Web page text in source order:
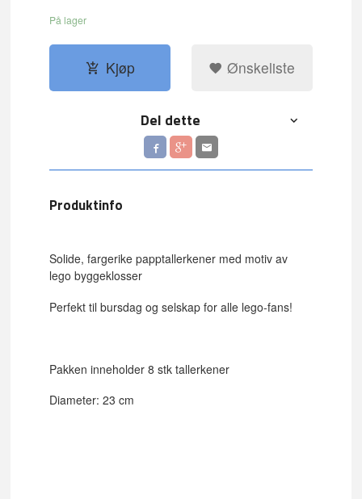
På lager
Kjøp Ønskeliste
Del dette
Produktinfo
Solide, fargerike papptallerkener med motiv av
lego byggeklosser
Perfekt til bursdag og selskap for alle lego-fans!
Pakken inneholder 8 stk tallerkener
Diameter: 23 cm